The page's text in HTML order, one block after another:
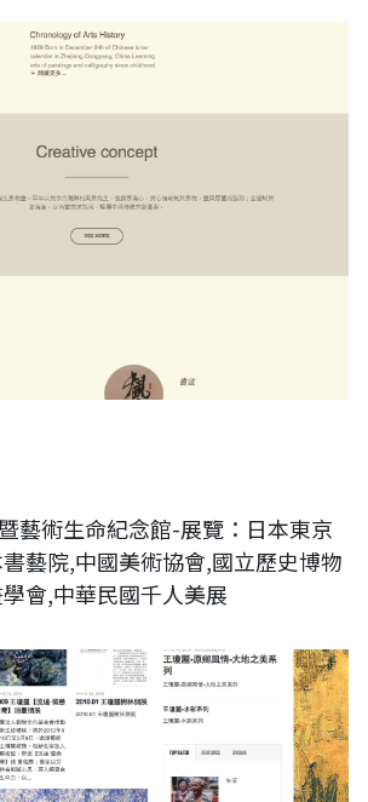
藝術生命紀念館-展覽：日本東京
藝院,中國美術協會,國立歷史博物
會,中華民國千人美展